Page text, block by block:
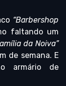
“Barbershop
faltando um
da Noiva”
de semana. E
armário de